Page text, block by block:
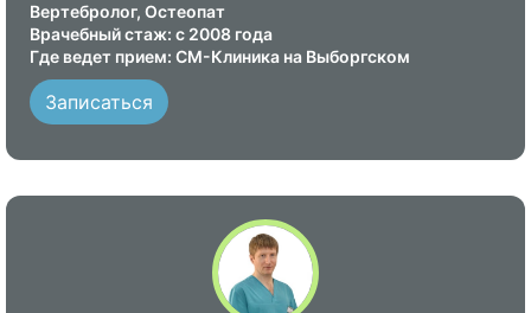
Вертебролог, Остеопат
Врачебный стаж: с 2008 года
Где ведет прием: СМ-Клиника на Выборгском
Записаться